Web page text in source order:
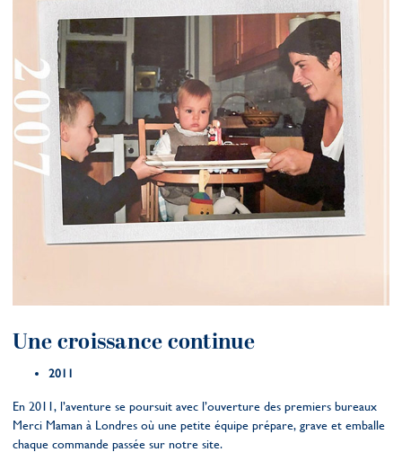
Une croissance continue
2011
En 2011, l’aventure se poursuit avec l’ouverture des premiers bureaux
Merci Maman à Londres où une petite équipe prépare, grave et emballe
chaque commande passée sur notre site.